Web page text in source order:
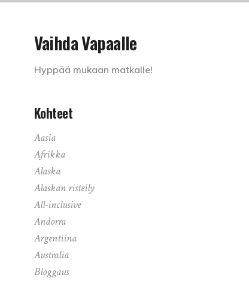
Vaihda Vapaalle
Hyppää mukaan matkalle!
Kohteet
Aasia
Afrikka
Alaska
Alaskan risteily
All-inclusive
Andorra
Argentiina
Australia
Bloggaus